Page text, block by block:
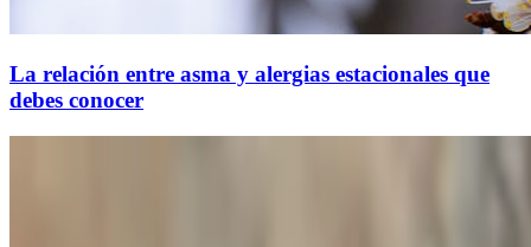
La relación entre asma y alergias estacionales que
debes conocer